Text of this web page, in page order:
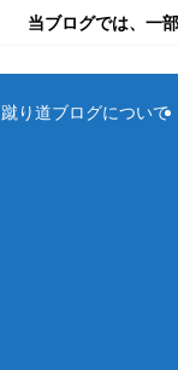
当ブログでは、一
蹴り道ブログについて